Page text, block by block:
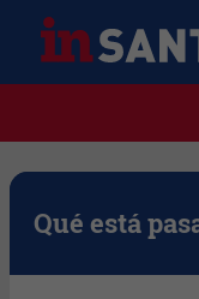
Qué está